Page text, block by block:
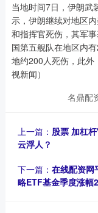
当地时间7日，伊朗武
示，伊朗继续对地区
和指挥官死伤，其军
国第五舰队在地区内
地约200人死伤，此外
视新闻）
名鼎配
上一篇： 股票 加杠
云浮人？
下一篇： 在线配资网
略ETF基金季度涨幅